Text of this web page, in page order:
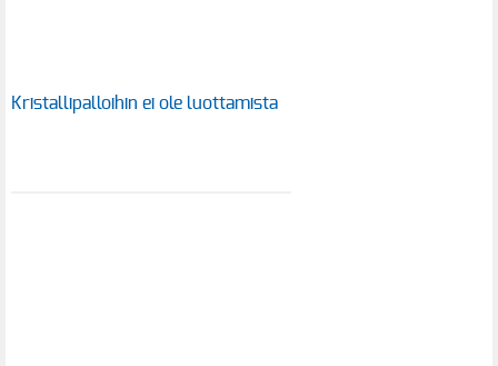
Kristallipalloihin ei ole luottamista